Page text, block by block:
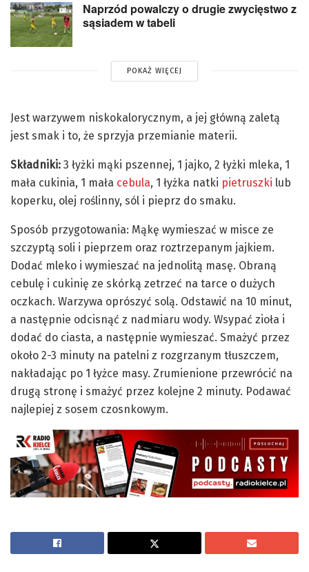
Naprzód powalczy o drugie zwycięstwo z
sąsiadem w tabeli
POKAŻ WIĘCEJ
Jest warzywem niskokalorycznym, a jej główną zaletą
jest smak i to, że sprzyja przemianie materii.
Składniki: 3 łyżki mąki pszennej, 1 jajko, 2 łyżki mleka, 1
mała cukinia, 1 mała cebula, 1 łyżka natki pietruszki lub
koperku, olej roślinny, sól i pieprz do smaku.
Sposób przygotowania: Mąkę wymieszać w misce ze
szczyptą soli i pieprzem oraz roztrzepanym jajkiem.
Dodać mleko i wymieszać na jednolitą masę. Obraną
cebulę i cukinię ze skórką zetrzeć na tarce o dużych
oczkach. Warzywa oprószyć solą. Odstawić na 10 minut,
a następnie odcisnąć z nadmiaru wody. Wsypać zioła i
dodać do ciasta, a następnie wymieszać. Smażyć przez
około 2-3 minuty na patelni z rozgrzanym tłuszczem,
nakładając po 1 łyżce masy. Zrumienione przewrócić na
drugą stronę i smażyć przez kolejne 2 minuty. Podawać
najlepiej z sosem czosnkowym.